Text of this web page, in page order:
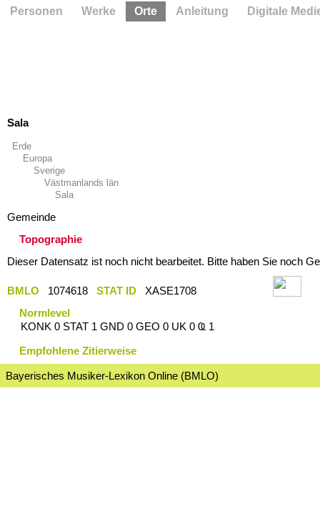
Sala
Erde
Europa
Sverige
Västmanlands län
Sala
Gemeinde
Topographie
Dieser Datensatz ist noch nicht bearbeitet. Bitte haben Sie noch
BMLO 1074618 STAT ID
XASE1708
Normlevel
KONK 0 STAT 1 GND 0 GEO 0 UK 0 Ҩ 1
Empfohlene Zitierweise
Bayerisches Musiker-Lexikon Online (BMLO)
Personen Werke Orte Anleitung Digitale